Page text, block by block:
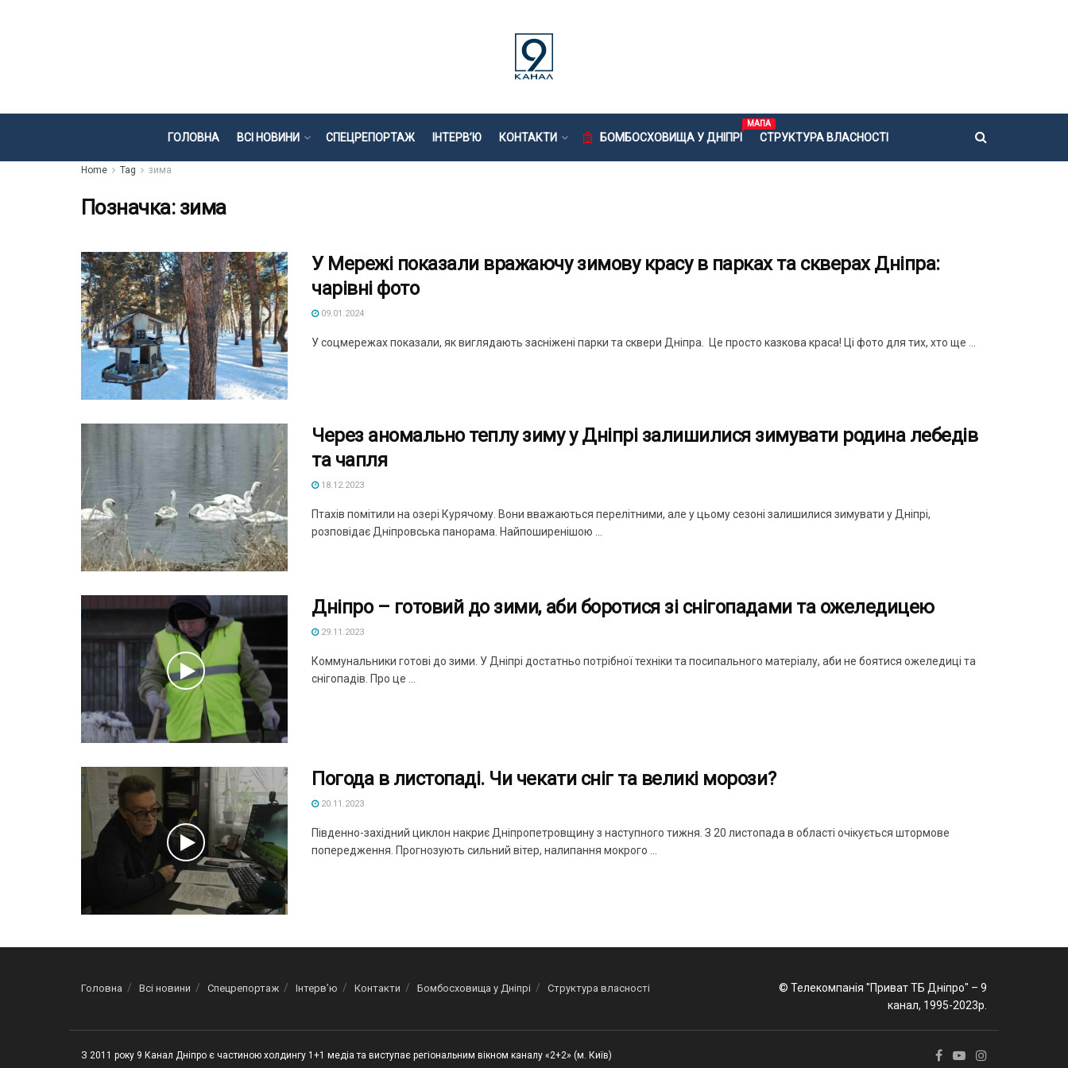
ГОЛОВНА ВСІ НОВИНИ СПЕЦРЕПОРТАЖ ІНТЕРВ’Ю КОНТАКТИ БОМБОСХОВИЩА У ДНІПРІ
МАПА
СТРУКТУРА ВЛАСНОСТІ
Home Tag зима
Позначка: зима
У Мережі показали вражаючу зимову красу в парках та скверах Дніпра:
чарівні фото
09.01.2024
У соцмережах показали, як виглядають засніжені парки та сквери Дніпра. Це просто казкова краса! Ці фото для тих, хто ще ...
Через аномально теплу зиму у Дніпрі залишилися зимувати родина лебедів
та чапля
18.12.2023
Птахів помітили на озері Курячому. Вони вважаються перелітними, але у цьому сезоні залишилися зимувати у Дніпрі,
розповідає Дніпровська панорама. Найпоширенішою ...
Дніпро – готовий до зими, аби боротися зі снігопадами та ожеледицею
29.11.2023
Коммунальники готові до зими. У Дніпрі достатньо потрібної техніки та посипального матеріалу, аби не боятися ожеледиці та
снігопадів. Про це ...
Погода в листопаді. Чи чекати сніг та великі морози?
20.11.2023
Південно-західний циклон накриє Дніпропетровщину з наступного тижня. З 20 листопада в області очікується штормове
попередження. Прогнозують сильний вітер, налипання мокрого ...
Головна Всі новини Спецрепортаж Інтерв’ю Контакти Бомбосховища у Дніпрі Структура власності
© Телекомпанія "Приват ТБ Дніпро" – 9
канал, 1995-2023р.
З 2011 року 9 Канал Дніпро є частиною холдингу 1+1 медіа та виступає регіональним вікном каналу «2+2» (м. Київ)